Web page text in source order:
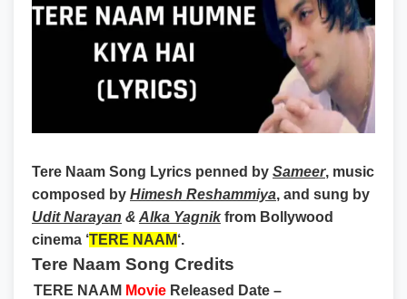
Tere Naam Song Lyrics penned by Sameer, music
composed by Himesh Reshammiya, and sung by
Udit Narayan & Alka Yagnikfrom Bollywood
cinema ‘TERE NAAM‘.
Tere Naam Song Credits
TERE NAAM Movie Released Date –